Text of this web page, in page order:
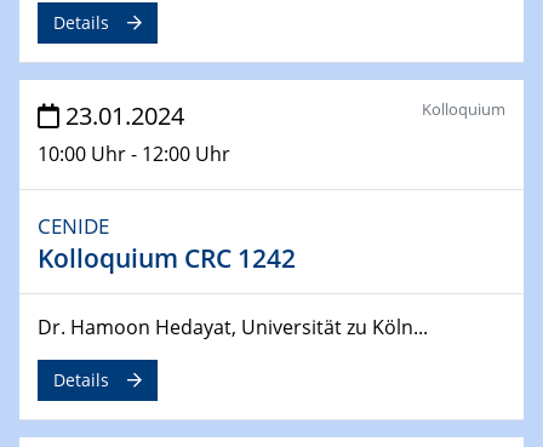
Microscope Techniques in Materials
Research
From Micro to Nano Analysis
04.04.2024
CENIDE & WIN Seminar Series on 2D-
MATURE
10.04.2024 - 11.04.2024
Kooperationsseminar | Elektrolyse und
Brennstoffzellen
15.04.2024
Online Workshop
Ben Gurion University
Details
23.01.2024
10:00 Uhr - 12:00 Uhr
Kolloquium
CENIDE
Kolloquium CRC 1242
Dr. Hamoon Hedayat, Universität zu Köln...
Details